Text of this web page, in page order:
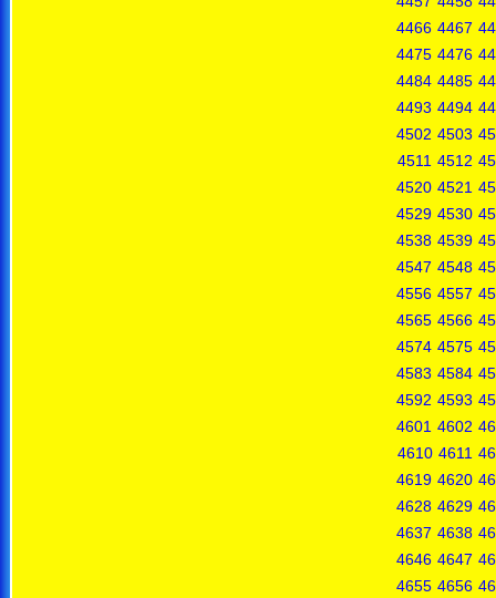
4466 4467
4475 4476
4484 4485
4493 4494
4502 4503
4511 4512
4520 4521
4529 4530
4538 4539
4547 4548
4556 4557
4565 4566
4574 4575
4583 4584
4592 4593
4601 4602
4610 4611
4619 4620
4628 4629
4637 4638
4646 4647
4655 4656